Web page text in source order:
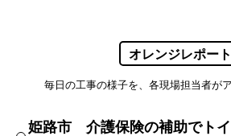
オレンジレポート
毎日の工事の様子を、各現場担当者が
姫路市 介護保険の補助でト